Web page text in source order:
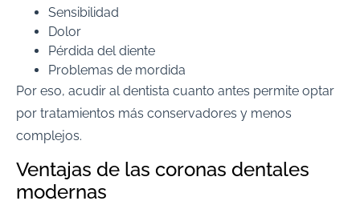
Sensibilidad
Dolor
Pérdida del diente
Problemas de mordida
Por eso, acudir al dentista cuanto antes permite optar
por tratamientos más conservadores y menos
complejos.
Ventajas de las coronas dentales
modernas